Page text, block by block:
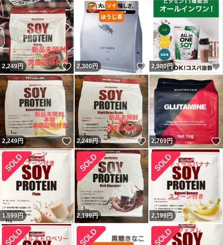
2,249円 いいね！
2,300円 いいね！
2,980円
2,249円 いいね！
2,249円 いいね！
2,769円
1,599円 2,199円 2,199円